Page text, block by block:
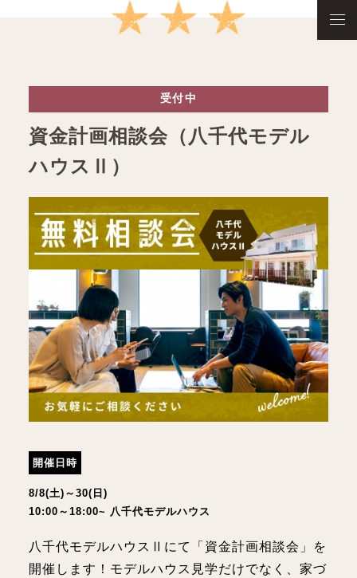
受付中
資金計画相談会（八千代モデル
ハウスⅡ）
開催日時
8/8(土)～30(日)
10:00～18:00~ 八千代モデルハウス
八千代モデルハウスⅡにて「資金計画相談会」を
開催します！モデルハウス見学だけでなく、家づ